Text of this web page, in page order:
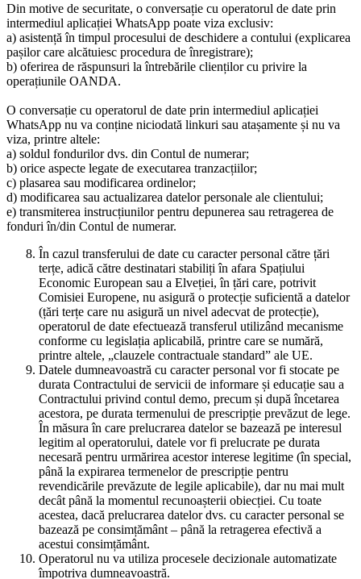
Din motive de securitate, o conversație cu operatorul de date prin
intermediul aplicației WhatsApp poate viza exclusiv:
a) asistență în timpul procesului de deschidere a contului (explicarea
pașilor care alcătuiesc procedura de înregistrare);
b) oferirea de răspunsuri la întrebările clienților cu privire la
operațiunile OANDA.
O conversație cu operatorul de date prin intermediul aplicației
WhatsApp nu va conține niciodată linkuri sau atașamente și nu va
viza, printre altele:
a) soldul fondurilor dvs. din Contul de numerar;
b) orice aspecte legate de executarea tranzacțiilor;
c) plasarea sau modificarea ordinelor;
d) modificarea sau actualizarea datelor personale ale clientului;
e) transmiterea instrucțiunilor pentru depunerea sau retragerea de
fonduri în/din Contul de numerar.
În cazul transferului de date cu caracter personal către țări
terțe, adică către destinatari stabiliți în afara Spațiului
Economic European sau a Elveției, în țări care, potrivit
Comisiei Europene, nu asigură o protecție suficientă a datelor
(țări terțe care nu asigură un nivel adecvat de protecție),
operatorul de date efectuează transferul utilizând mecanisme
conforme cu legislația aplicabilă, printre care se numără,
printre altele, „clauzele contractuale standard” ale UE.
Datele dumneavoastră cu caracter personal vor fi stocate pe
durata Contractului de servicii de informare și educație sau a
Contractului privind contul demo, precum și după încetarea
acestora, pe durata termenului de prescripție prevăzut de lege.
În măsura în care prelucrarea datelor se bazează pe interesul
legitim al operatorului, datele vor fi prelucrate pe durata
necesară pentru urmărirea acestor interese legitime (în special,
până la expirarea termenelor de prescripție pentru
revendicările prevăzute de legile aplicabile), dar nu mai mult
decât până la momentul recunoașterii obiecției. Cu toate
acestea, dacă prelucrarea datelor dvs. cu caracter personal se
bazează pe consimțământ – până la retragerea efectivă a
acestui consimțământ.
Operatorul nu va utiliza procesele decizionale automatizate
împotriva dumneavoastră.